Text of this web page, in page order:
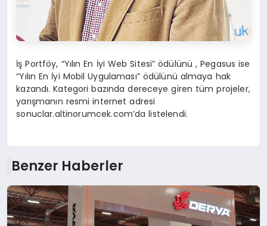
İş Portföy, “Yılın En İyi Web Sitesi” ödülünü , Pegasus ise
“Yılın En İyi Mobil Uygulaması” ödülünü almaya hak
kazandı. Kategori bazında dereceye giren tüm projeler,
yarışmanın resmi internet adresi
sonuclar.altinorumcek.com’da listelendi.
Benzer Haberler